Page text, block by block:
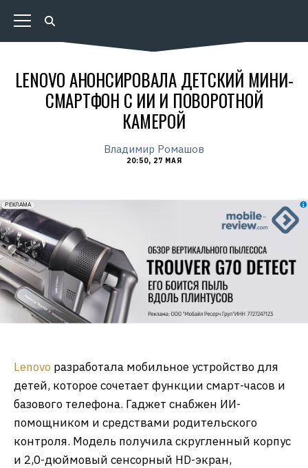
LENOVO АНОНСИРОВАЛА ДЕТСКИЙ МИНИ-
СМАРТФОН С ИИ И ПОВОРОТНОЙ
КАМЕРОЙ
Владимир Ромашов
20:50, 27 МАЯ
erid: 2VfnxxmNzs5
РЕКЛАМА
Lenovo разработала мобильное устройство для
детей, которое сочетает функции смарт-часов и
базового телефона. Гаджет снабжен ИИ-
помощником и средствами родительского
контроля. Модель получила скругленный корпус
и 2,0-дюймовый сенсорный HD-экран,